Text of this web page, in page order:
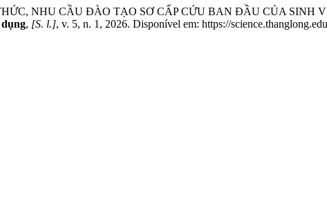
NHU CẦU ĐÀO TẠO SƠ CẤP CỨU BAN ĐẦU CỦA
, [S. l.], v. 5, n. 1, 2026. Disponível em: https://